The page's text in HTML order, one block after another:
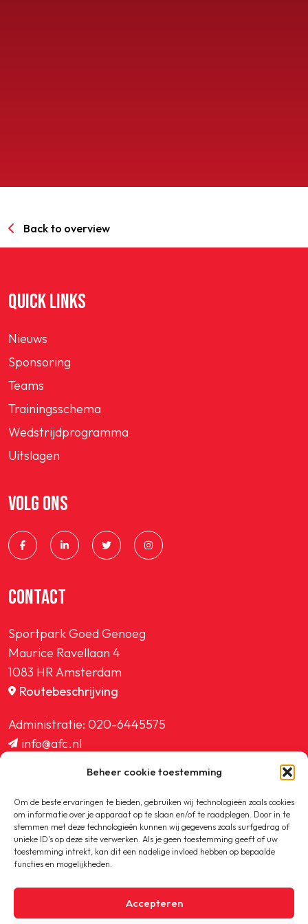
Beheer cookie toestemming
Om de beste ervaringen te bieden, gebruiken wij technologieën zoals cookies
om informatie over je apparaat op te slaan en/of te raadplegen. Door in te
stemmen met deze technologieën kunnen wij gegevens zoals surfgedrag of
unieke ID's op deze site verwerken. Als je geen toestemming geeft of uw
toestemming intrekt, kan dit een nadelige invloed hebben op bepaalde
functies en mogelijkheden.
Accepteren
Back to overview
QUICK LINKS
Nieuws
Sponsoring
Teams
Trainingsschema
Wedstrijdprogramma
Uitslagen
VOLG ONS
CONTACT
Sportpark Goed Genoeg
Maurice Ravellaan 4
1083 HR Amsterdam
Routebeschrijving
Administratie: 020-6445575
info@afc.nl
ledenadministratie@afc.nl
Copyright © 2020-2026 AFC